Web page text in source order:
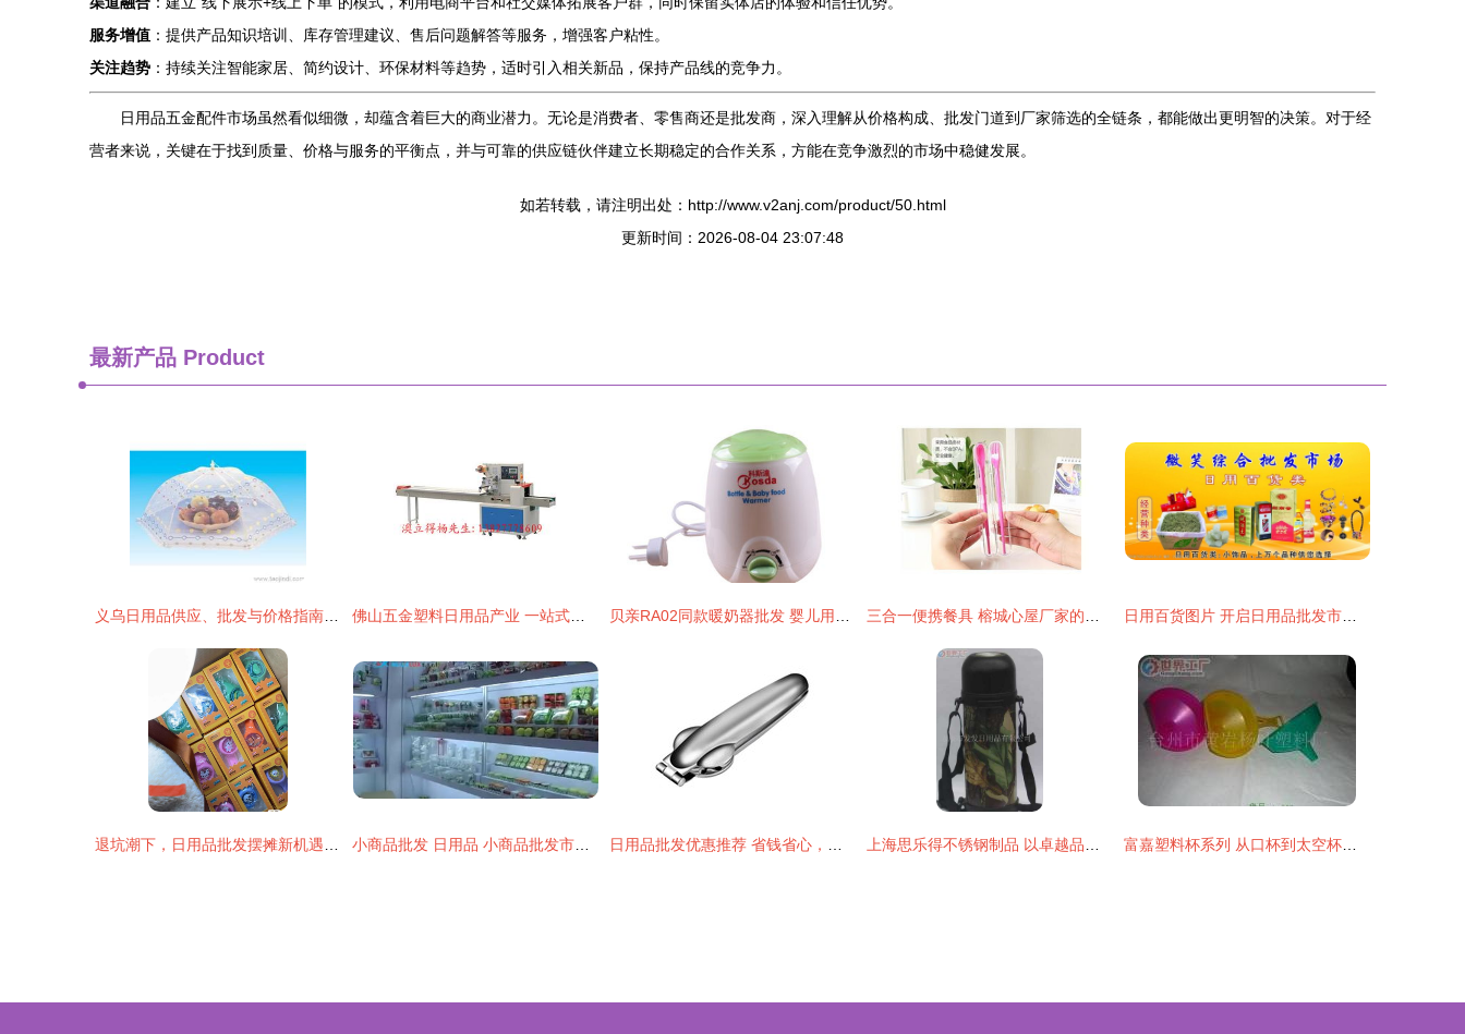
服务增值 ：提供产品知识培训、库存管理建议、售后问题解答等服务，增强客户粘性。
关注趋势 ：持续关注智能家居、简约设计、环保材料等趋势，适时引入相关新品，保持产品线的竞争力。
日用品五金配件市场虽然看似细微，却蕴含着巨大的商业潜力。无论是消费者、零售商还是批发商，深入理解从价格构成、批发门道到厂家筛选的全链条，都能做出更明智的决策。对于经
营者来说，关键在于找到质量、价格与服务的平衡点，并与可靠的供应链伙伴建立长期稳定的合作关系，方能在竞争激烈的市场中稳健发展。
如若转载，请注明出处：http://www.v2anj.com/product/50.html
更新时间：2026-08-04 23:07:48
最新产品 Product